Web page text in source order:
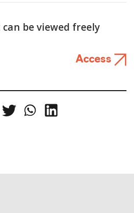
be viewed freely
Access